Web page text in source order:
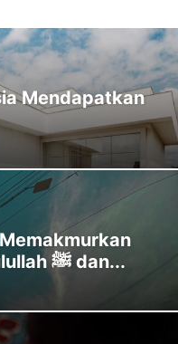
Mendapatkan
Masjid, Belajar dari Rasulullah ﷺ dan...